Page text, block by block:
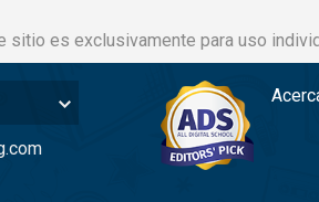
sitio es exclusivamente para uso